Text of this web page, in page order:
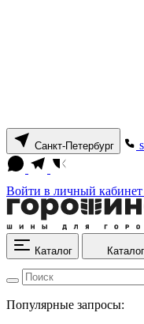
Санкт-Петербург
Войти в личный кабинет
Каталог Каталог
Популярные запросы: